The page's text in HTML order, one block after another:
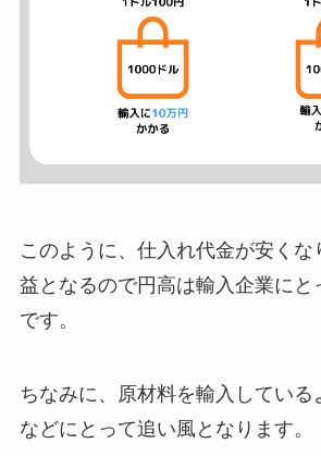
このように、仕入れ代金が安くな
益となるので円高は輸入企業にと
です。
ちなみに、原材料を輸入している
などにとって追い風となります。